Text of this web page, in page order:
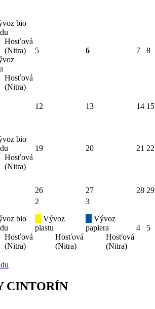
bio
Hosťová
(Nitra)
Hosťová
(Nitra)
5 6 7 8
12 13 14 15
bio
Hosťová
(Nitra)
19 20 21 22
26 27 28 29
bio
Hosťová
(Nitra)
2
Vývoz
plastu
Hosťová
(Nitra)
3
Vývoz
papiera
Hosťová
(Nitra)
4 5
CINTORÍN